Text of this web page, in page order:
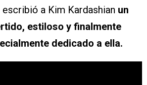
a Kim Kardashian un
estiloso y finalmente
dedicado a ella.